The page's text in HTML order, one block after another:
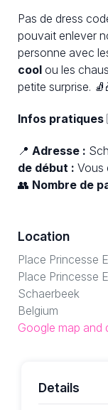
Pas de dress
pouvait enlever
personne avec
cool ou les
petite surprise.
Infos pratiques
📍 Adresse :
de début : Vous
👥 Nombre de
Location
Place Princesse
Place Princesse
Schaerbeek
Belgium
Google map and
Details